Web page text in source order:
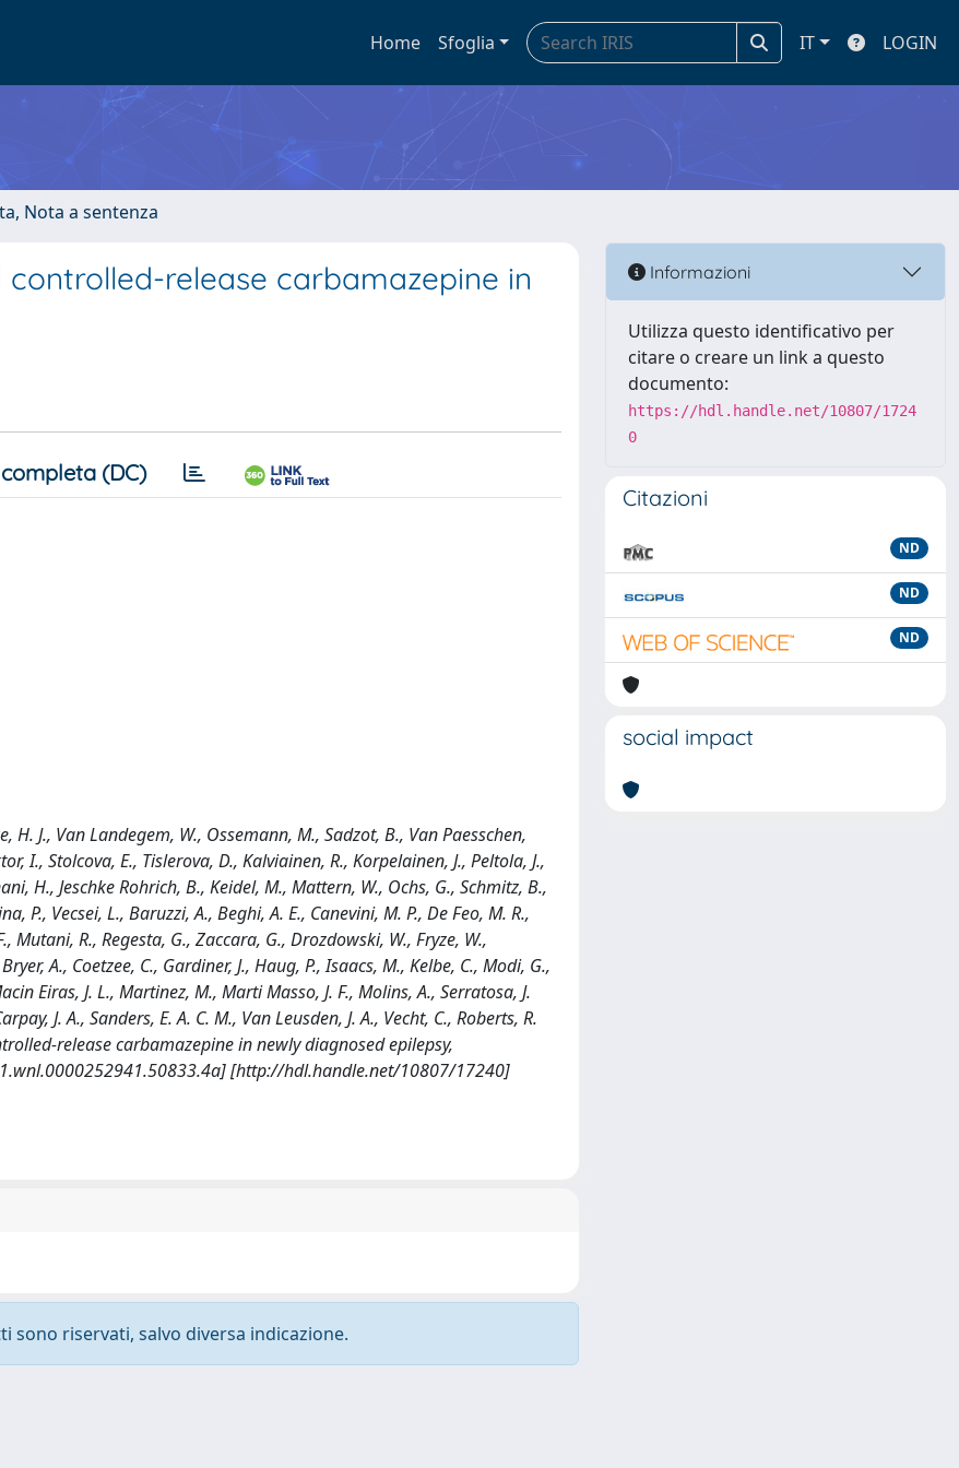
Home Sfoglia IT LOGIN
Nota a sentenza
release carbamazepine in
(DC)
H. J., Van Landegem, W., Ossemann, M., Sadzot, B., Van Paesschen,
I., Stolcova, E., Tislerova, D., Kalviainen, R., Korpelainen, J., Peltola, J.,
H., Jeschke Rohrich, B., Keidel, M., Mattern, W., Ochs, G., Schmitz, B.,
P., Vecsei, L., Baruzzi, A., Beghi, A. E., Canevini, M. P., De Feo, M. R.,
R., Regesta, G., Zaccara, G., Drozdowski, W., Fryze, W.,
A., Coetzee, C., Gardiner, J., Haug, P., Isaacs, M., Kelbe, C., Modi, G.,
Eiras, J. L., Martinez, M., Marti Masso, J. F., Molins, A., Serratosa, J.
J. A., Sanders, E. A. C. M., Van Leusden, J. A., Vecht, C., Roberts, R.
release carbamazepine in newly diagnosed epilepsy,
[http://hdl.handle.net/10807/17240]
riservati, salvo diversa indicazione.
Informazioni
Utilizza questo identificativo per
citare o creare un link a questo
documento:
https://hdl.handle.net/10807/1724
0
Citazioni
ND
ND
ND
social impact